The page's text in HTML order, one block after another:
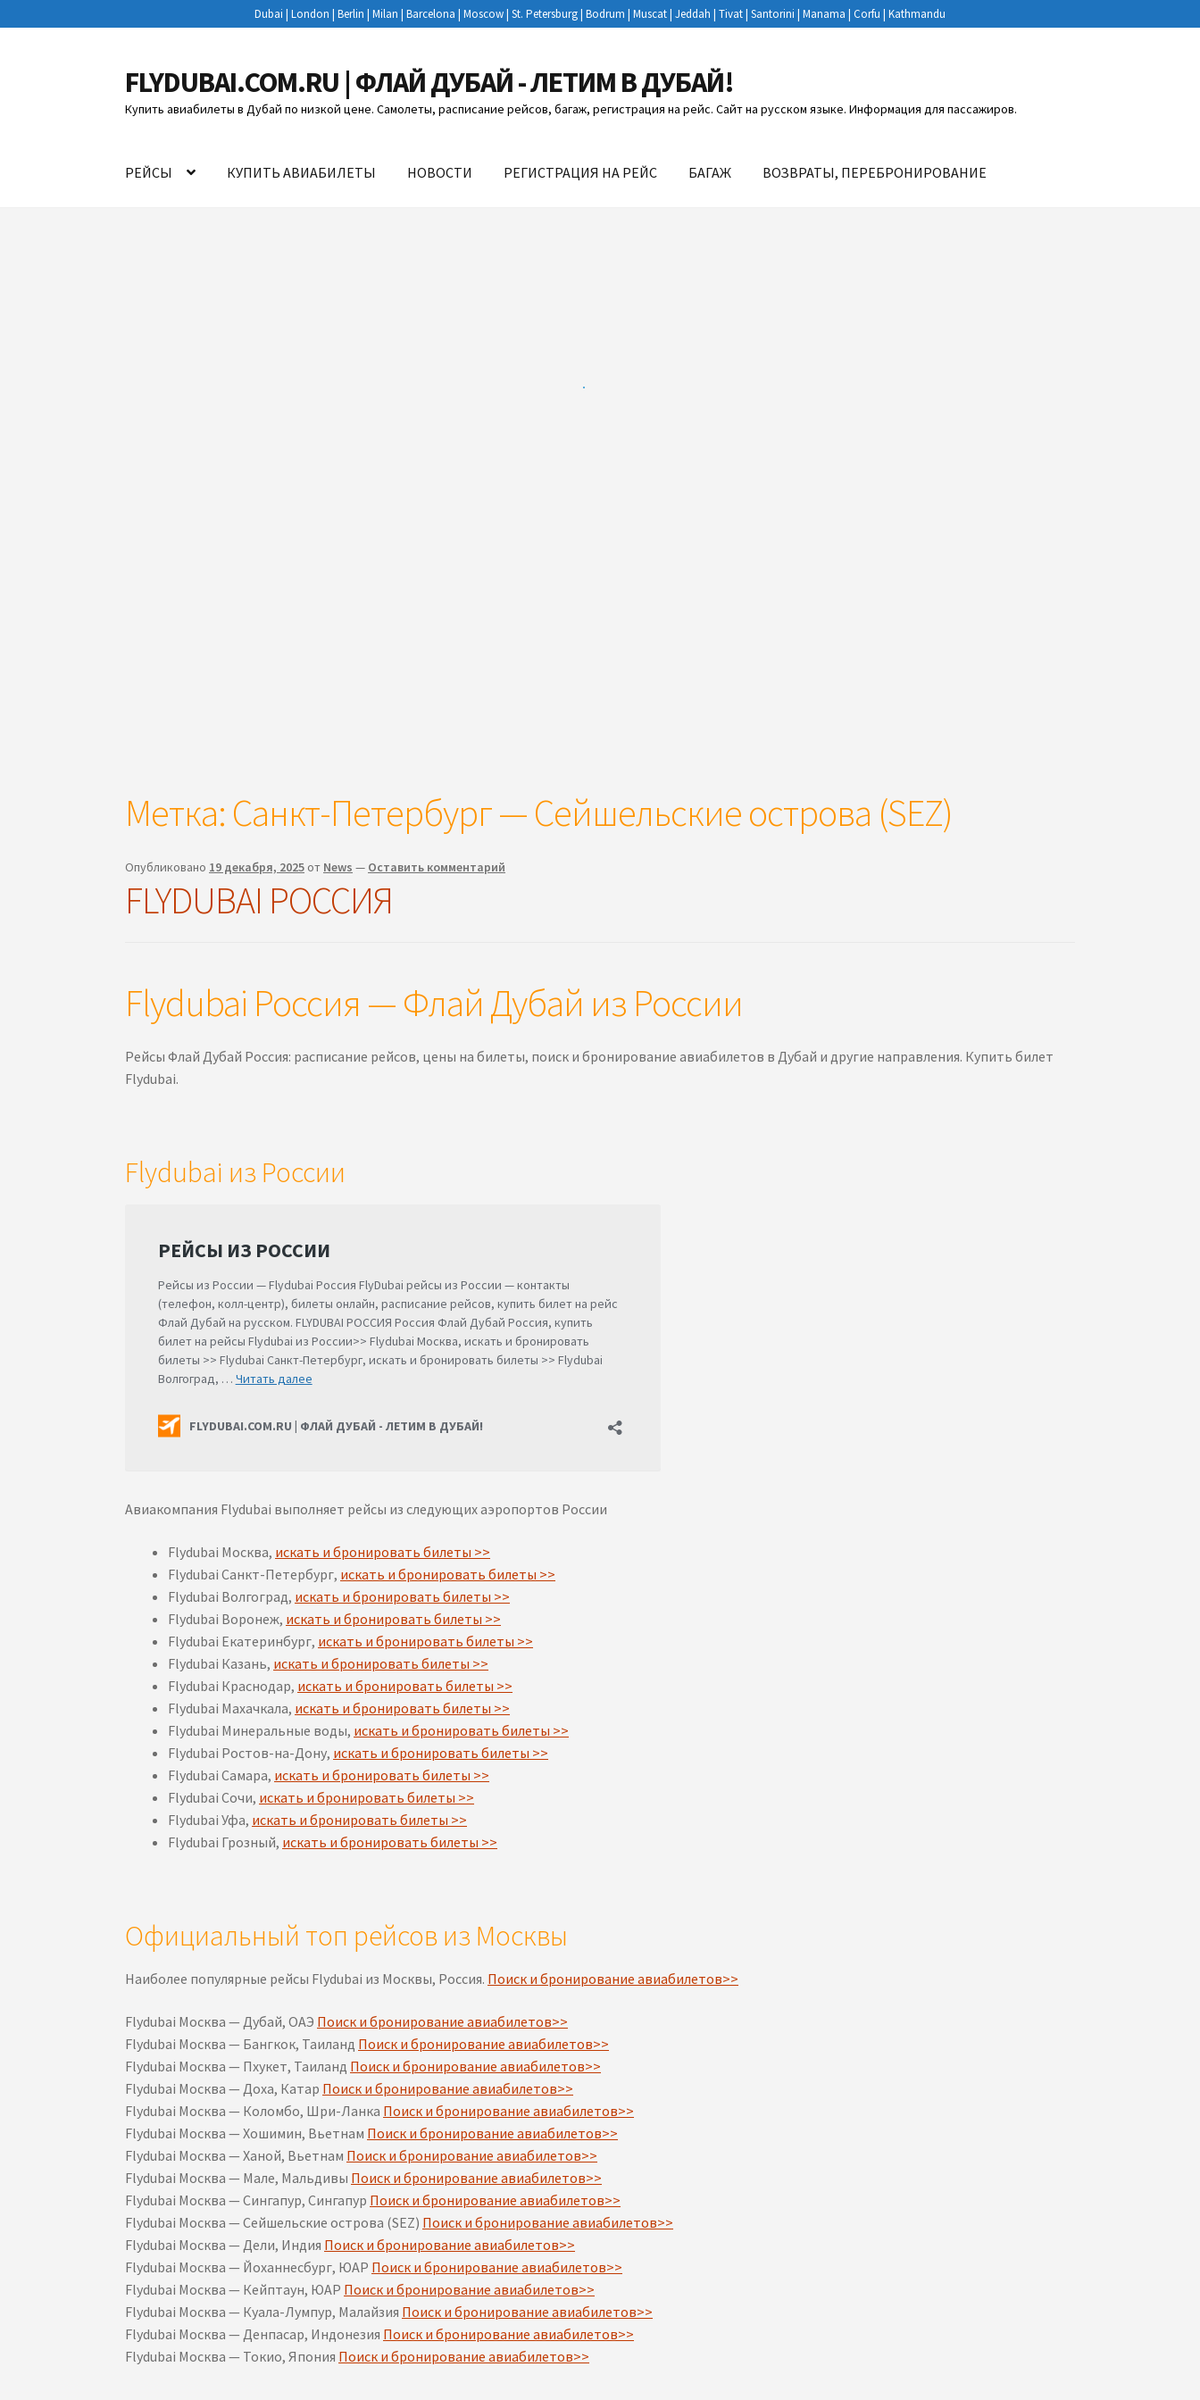
Dubai | London | Berlin | Milan | Barcelona | Moscow | St. Petersburg | Bodrum | Muscat | Jeddah | Tivat | Santorini | Manama | Corfu | Kathmandu
Перейти
к
навигации
Перейти
к
содержимому
FLYDUBAI.COM.RU | ФЛАЙ ДУБАЙ - ЛЕТИМ В ДУБАЙ!
Купить авиабилеты в Дубай по низкой цене. Самолеты, расписание рейсов, багаж, регистрация на рейс. Сайт на русском языке. Информация для пассажиров.
РЕЙСЫ КУПИТЬ АВИАБИЛЕТЫ НОВОСТИ РЕГИСТРАЦИЯ НА РЕЙС БАГАЖ ВОЗВРАТЫ, ПЕРЕБРОНИРОВАНИЕ
Метка: Санкт-Петербург — Сейшельские острова (SEZ)
Опубликовано 19 декабря, 2025 от News — Оставить комментарий
FLYDUBAI РОССИЯ
Flydubai Россия — Флай Дубай из России
Рейсы Флай Дубай Россия: расписание рейсов, цены на билеты, поиск и бронирование авиабилетов в Дубай и другие направления. Купить билет
Flydubai.
Flydubai из России
Авиакомпания Flydubai выполняет рейсы из следующих аэропортов России
Flydubai Москва, искать и бронировать билеты >>
Flydubai Санкт-Петербург, искать и бронировать билеты >>
Flydubai Волгоград, искать и бронировать билеты >>
Flydubai Воронеж, искать и бронировать билеты >>
Flydubai Екатеринбург, искать и бронировать билеты >>
Flydubai Казань, искать и бронировать билеты >>
Flydubai Краснодар, искать и бронировать билеты >>
Flydubai Махачкала, искать и бронировать билеты >>
Flydubai Минеральные воды, искать и бронировать билеты >>
Flydubai Ростов-на-Дону, искать и бронировать билеты >>
Flydubai Самара, искать и бронировать билеты >>
Flydubai Сочи, искать и бронировать билеты >>
Flydubai Уфа, искать и бронировать билеты >>
Flydubai Грозный, искать и бронировать билеты >>
Официальный топ рейсов из Москвы
Наиболее популярные рейсы Flydubai из Москвы, Россия. Поиск и бронирование авиабилетов>>
Flydubai Москва — Дубай, ОАЭ Поиск и бронирование авиабилетов>>
Flydubai Москва — Бангкок, Таиланд Поиск и бронирование авиабилетов>>
Flydubai Москва — Пхукет, Таиланд Поиск и бронирование авиабилетов>>
Flydubai Москва — Доха, Катар Поиск и бронирование авиабилетов>>
Flydubai Москва — Коломбо, Шри-Ланка Поиск и бронирование авиабилетов>>
Flydubai Москва — Хошимин, Вьетнам Поиск и бронирование авиабилетов>>
Flydubai Москва — Ханой, Вьетнам Поиск и бронирование авиабилетов>>
Flydubai Москва — Мале, Мальдивы Поиск и бронирование авиабилетов>>
Flydubai Москва — Сингапур, Сингапур Поиск и бронирование авиабилетов>>
Flydubai Москва — Сейшельские острова (SEZ) Поиск и бронирование авиабилетов>>
Flydubai Москва — Дели, Индия Поиск и бронирование авиабилетов>>
Flydubai Москва — Йоханнесбург, ЮАР Поиск и бронирование авиабилетов>>
Flydubai Москва — Кейптаун, ЮАР Поиск и бронирование авиабилетов>>
Flydubai Москва — Куала-Лумпур, Малайзия Поиск и бронирование авиабилетов>>
Flydubai Москва — Денпасар, Индонезия Поиск и бронирование авиабилетов>>
Flydubai Москва — Токио, Япония Поиск и бронирование авиабилетов>>